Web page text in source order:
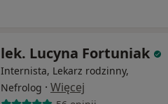
lek. Lucyna Fortuniak
Internista, Lekarz rodzinny,
Nefrolog · Więcej